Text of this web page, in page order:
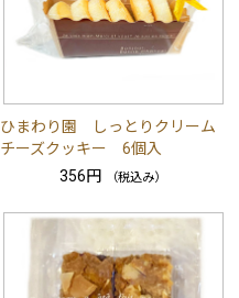
ひまわり園 しっとりクリーム
チーズクッキー 6個入
356円
（税込み）